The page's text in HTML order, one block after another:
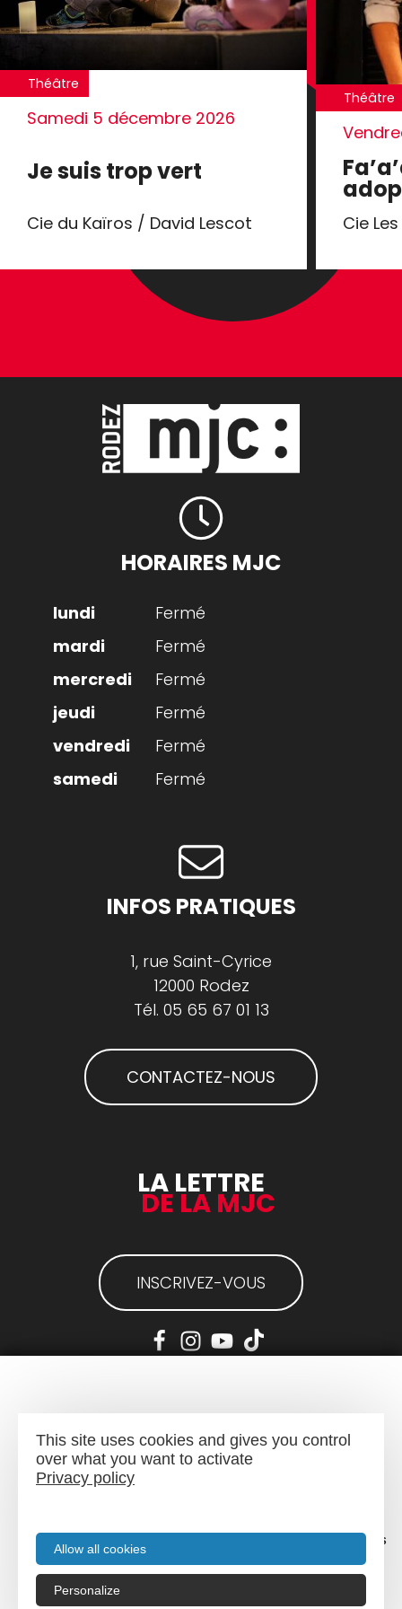
Menu Recherche Infos pratiques
Théâtre
Samedi 5 décembre 2026
Je suis trop vert
Cie du Kaïros / David Lescot
Théâtre
Cie
HORAIRES MJC
Fermé
Fermé
Fermé
Fermé
Fermé
Fermé
INFOS PRATIQUES
1, rue Saint-Cyrice
12000 Rodez
Tél. 05 65 67 01 13
CONTACTEZ-NOUS
LA LETTRE
DE LA MJC
INSCRIVEZ-VOUS
This site uses cookies and gives you control
over what you want to activate
Privacy policy
Allow all cookies
Personalize